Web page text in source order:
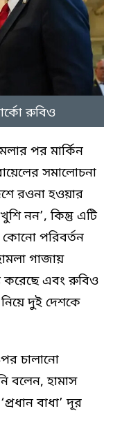
রুবিও
পর মার্কিন
সমালোচনা
রওনা হওয়ার
নন’, কিন্তু এটি
কোনো পরিবর্তন
গাজায়
করেছে এবং রুবিও
দুই দেশকে
চালানো
বলেন, হামাস
বাধা’ দূর